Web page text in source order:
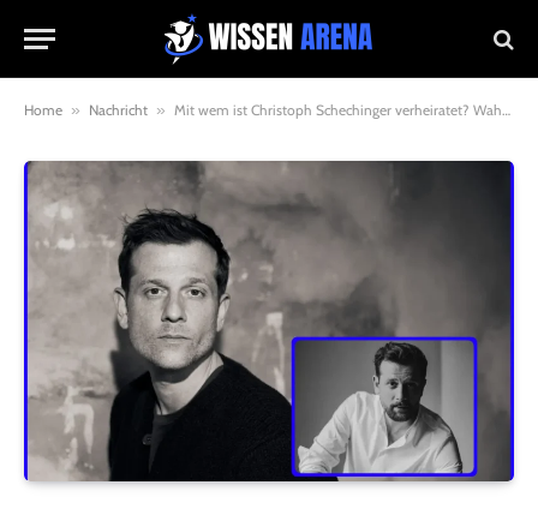
Home » Nachricht » Mit wem ist Christoph Schechinger verheiratet? Wahrheit, Gerüchte und sein bewusst privates Leben